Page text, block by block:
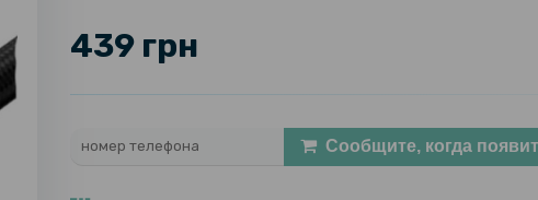
439 грн
Сообщите, когда